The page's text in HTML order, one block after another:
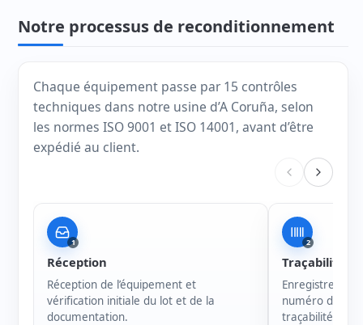
Notre processus de reconditionnement
Chaque équipement passe par 15 contrôles
techniques dans notre usine d’A Coruña, selon
les normes ISO 9001 et ISO 14001, avant d’être
expédié au client.
1
Réception
Réception de l’équipement et
vérification initiale du lot et de la
documentation.
2
Traçabilité
numéro de
traçabilité de